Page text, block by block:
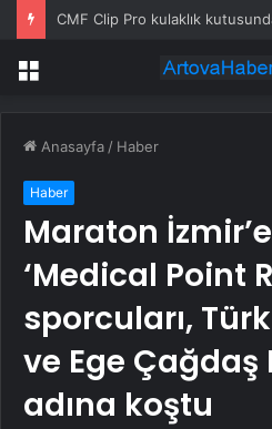
CMF Clip Pro kulaklık
Menü
Anasayfa / Haber
Haber
Maraton
‘Medical Point
sporcuları,
ve Ege Çağdaş
adına koştu